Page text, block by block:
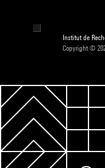
Institut de
Copyright ©